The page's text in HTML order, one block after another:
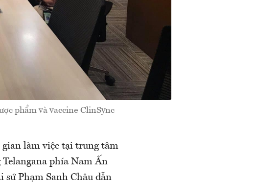
phẩm và vaccine ClinSync
làm việc tại trung tâm
phía Nam Ấn
Phạm Sanh Châu dẫn